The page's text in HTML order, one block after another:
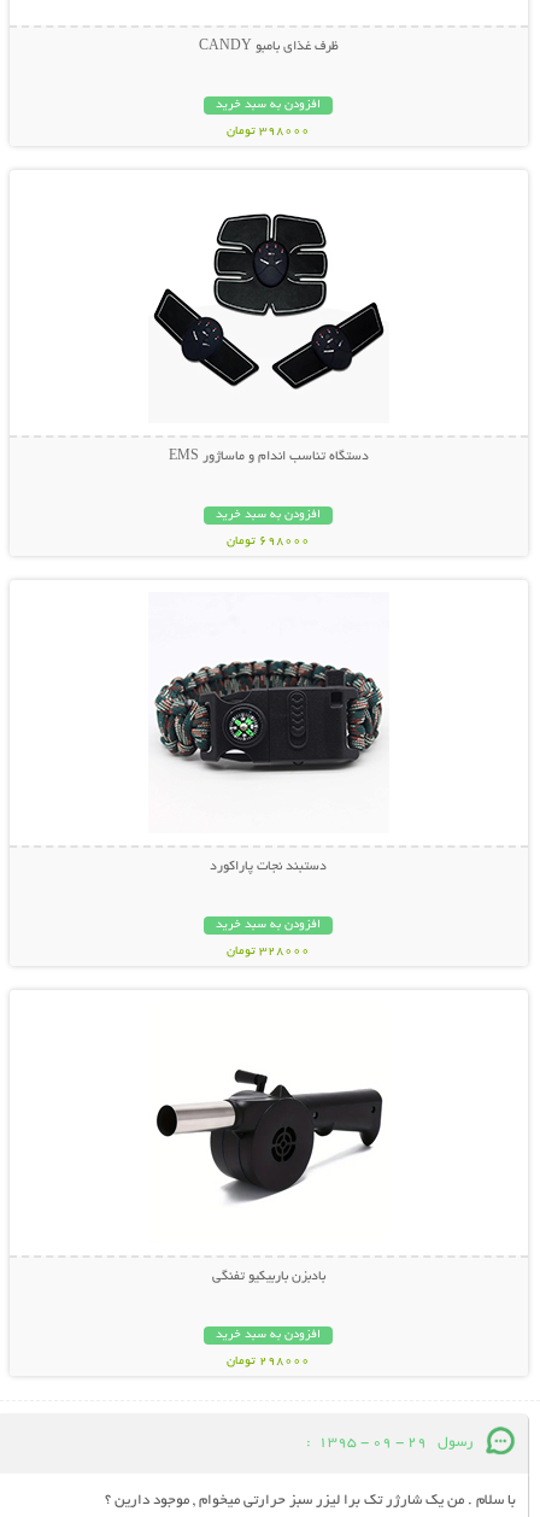
ظرف غذای بامبو CANDY
افزودن به سبد خرید
398000 تومان
نمایش توضیحات بیشتر
دستگاه تناسب اندام و ماساژور EMS
افزودن به سبد خرید
698000 تومان
نمایش توضیحات بیشتر
دستبند نجات پاراکورد
افزودن به سبد خرید
328000 تومان
نمایش توضیحات بیشتر
بادبزن باربیکیو تفنگی
افزودن به سبد خرید
298000 تومان
رسول 29 - 09 - 1395
:
با سلام . من یک شارژر تک برا لیزر سبز حرارتی میخوام , موجود دارین ؟